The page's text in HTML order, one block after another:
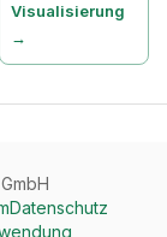
Visualisierung
→
Datenschutz